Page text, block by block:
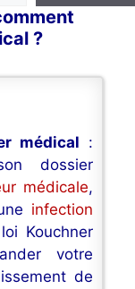
?
médical :
dossier
médicale,
infection
Kouchner
votre
de